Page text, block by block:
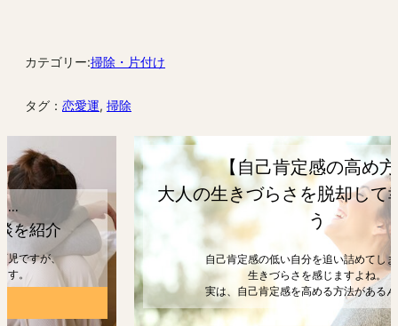
カテゴリー:掃除・片付け
タグ： 恋愛運, 掃除
【自己肯定感の高め方】
大人の生きづらさを脱却して幸せになろ
う
自己肯定感の低い自分を追い詰めてしまうと、
生きづらさを感じますよね。
実は、自己肯定感を高める方法があるんです。